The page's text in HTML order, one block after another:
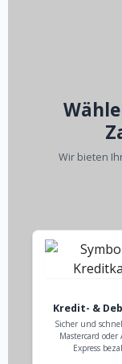
Wir bieten
Kredit- &
Sicher und
Mastercard oder
Express